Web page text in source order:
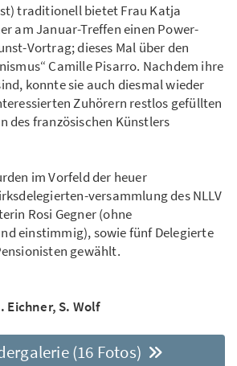
traditionell bietet Frau Katja
am Januar-Treffen einen Power-
Vortrag; dieses Mal über den
Camille Pisarro. Nachdem ihre
konnte sie auch diesmal wieder
Zuhörern restlos gefüllten
des französischen Künstlers
im Vorfeld der heuer
versammlung des NLLV
Rosi Gegner (ohne
einstimmig), sowie fünf Delegierte
gewählt.
Eichner, S. Wolf
(16 Fotos)